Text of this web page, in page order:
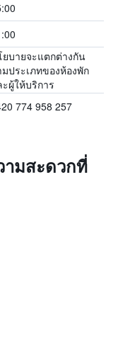
บายจะแตกต่างกัน
ประเภทของห้องพัก
ผู้ให้บริการ
774 958 257
ามสะดวกที่